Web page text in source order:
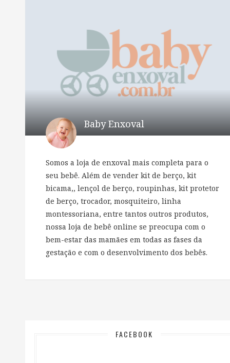
Baby Enxoval
Somos a loja de enxoval mais completa para o
seu bebê. Além de vender kit de berço, kit
bicama,, lençol de berço, roupinhas, kit protetor
de berço, trocador, mosquiteiro, linha
montessoriana, entre tantos outros produtos,
nossa loja de bebê online se preocupa com o
bem-estar das mamães em todas as fases da
gestação e com o desenvolvimento dos bebês.
FACEBOOK